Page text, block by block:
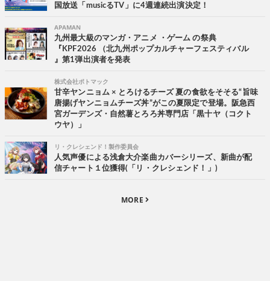
国放送「musicるTV」に4週連続出演決定！
APAMAN
九州最大級のマンガ・アニメ ・ゲーム の祭典
『KPF2026 （北九州ポップカルチャーフェスティバル
』第1弾出演者を発表
株式会社ポトマック
甘辛ヤンニョム × とろけるチーズ 夏の食欲をそそる“旨味
唐揚げヤンニョムチーズ丼”がこの夏限定で登場。阪急西
宮ガーデンズ・自然薯とろろ丼専門店「黒十ヤ（コクト
ウヤ）」
リ・クレシェンド！製作委員会
人気声優による浅倉大介楽曲カバーシリーズ、新曲が配
信チャート１位獲得(「リ・クレシェンド！」)
MORE